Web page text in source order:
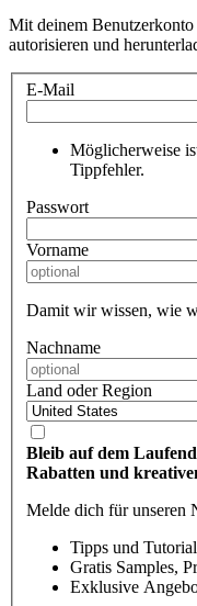
Mit deinem
autorisieren und
E-Mail
Möglicherweise
Tippfehler.
Passwort
Vorname
Damit wir wissen, wie
Nachname
Land oder Region
Bleib auf dem
Rabatten und
Melde dich für unseren
Tipps und
Gratis Samples,
Exklusive